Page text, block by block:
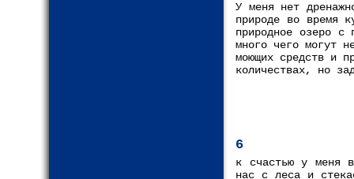
У меня нет
природе во время
природное озеро с
много чего могут
моющих средств и
количествах, но
6
к счастью у меня
нас с леса и